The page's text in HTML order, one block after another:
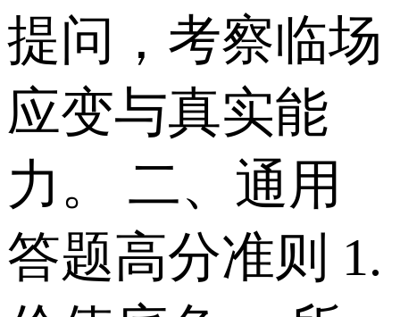
提问，考察临场
应变与真实能
力。 二、通用
答题高分准则 1.